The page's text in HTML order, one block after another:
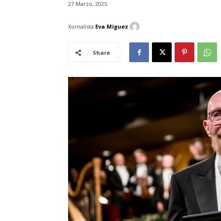
27 Marzo, 2025
Xornalista Eva Míguez
Share